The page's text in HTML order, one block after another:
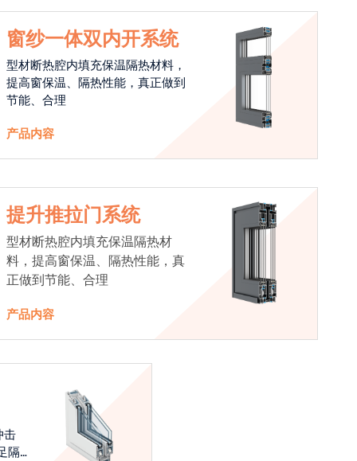
窗纱一体双内开系统
型材断热腔内填充保温隔热材料，
提高窗保温、隔热性能，真正做到
节能、合理
产品内容
提升推拉门系统
型材断热腔内填充保温隔热材
料，提高窗保温、隔热性能，真
正做到节能、合理
产品内容
击
隔